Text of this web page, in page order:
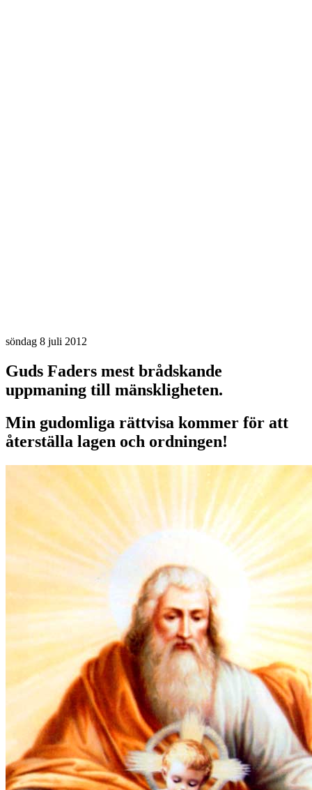
söndag 8 juli 2012
Guds Faders mest brådskande
uppmaning till mänskligheten.
Min gudomliga rättvisa kommer för att
återställa lagen och ordningen!